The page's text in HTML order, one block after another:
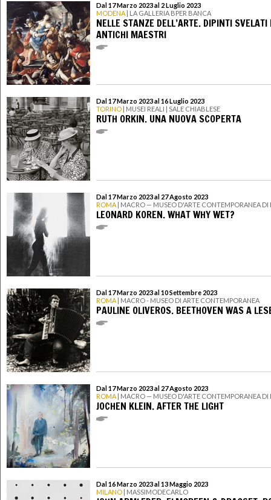
Dal 17 Marzo 2023 al 2 Luglio 2023
MODENA | LA GALLERIA BPER BANCA
NELLE STANZE DELL’ARTE. DIPINTI SVELATI
ANTICHI MAESTRI
Dal 17 Marzo 2023 al 16 Luglio 2023
TORINO | MUSEI REALI | SALE CHIABLESE
RUTH ORKIN. UNA NUOVA SCOPERTA
Dal 17 Marzo 2023 al 27 Agosto 2023
ROMA | MACRO — MUSEO D'ARTE CONTEMPORANEA DI
LEONARD KOREN. WHAT WHY WET?
Dal 17 Marzo 2023 al 10 Settembre 2023
ROMA | MACRO - MUSEO DI ARTE CONTEMPORANEA
PAULINE OLIVEROS. BEETHOVEN WAS A
Dal 17 Marzo 2023 al 27 Agosto 2023
ROMA | MACRO — MUSEO D'ARTE CONTEMPORANEA DI
JOCHEN KLEIN. AFTER THE LIGHT
Dal 16 Marzo 2023 al 13 Maggio 2023
MILANO | MASSIMODECARLO